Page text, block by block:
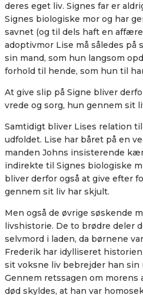
deres eget liv. Signes far er
Signes biologiske mor og har
savnet (og til dels haft en
adoptivmor Lise må således på
sin mand, som hun langsom
forhold til hende, som hun til
At give slip på Signe bliver
vrede og sorg, hun gennem sit
Samtidigt bliver Lises relation
udfoldet. Lise har båret på en
manden Johns insisterende
indirekte til Signes biologiske
bliver derfor også at give efter
gennem sit liv har skjult.
Men også de øvrige søskende
livshistorie. De to brødre deler
selvmord i laden, da børnene
Frederik har idylliseret
sit voksne liv bebrejder han sin
Gennem retssagen om morens
død skyldes, at han var